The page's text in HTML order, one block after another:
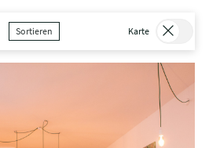
Sortieren Karte